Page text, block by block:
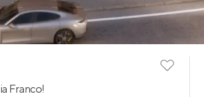
Franco!